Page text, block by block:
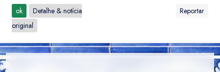
ok
Detalhe & notícia
original
Reportar